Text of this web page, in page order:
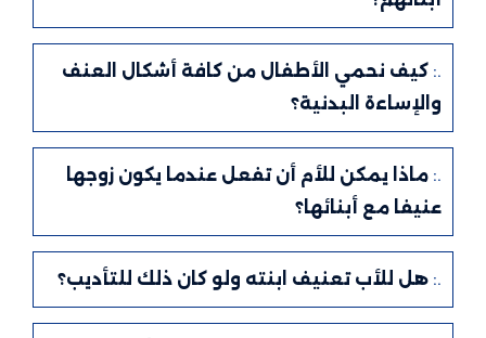
كيف نحمي الأطفال من كافة أشكال العنف
والإساءة البدنية؟
ماذا يمكن للأم أن تفعل عندما يكون زوجها
عنيفا مع أبنائها؟
هل للأب تعنيف ابنته ولو كان ذلك للتأديب؟